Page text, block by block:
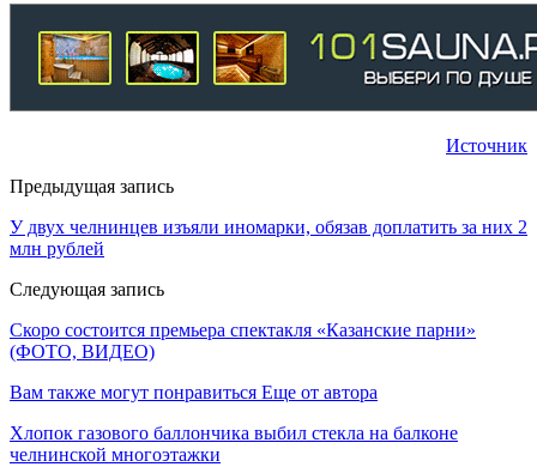
Источник
Предыдущая запись
У двух челнинцев изъяли иномарки, обязав доплатить за них 2
млн рублей
Следующая запись
Скоро состоится премьера спектакля «Казанские парни»
(ФОТО, ВИДЕО)
Вам также могут понравиться Еще от автора
Хлопок газового баллончика выбил стекла на балконе
челнинской многоэтажки